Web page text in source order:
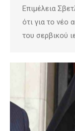
Επιμέλεια
ότι για το νέο
του σερβικού